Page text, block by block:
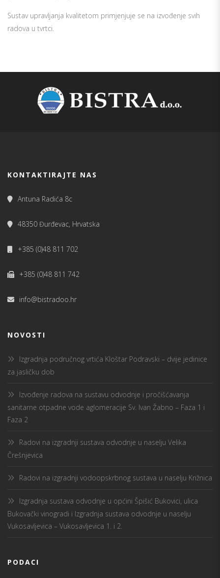
Sustav upravljanja kvalitetom primjenjuje se na izvođenje svih
radova u tvrtci.
KONTAKTIRAJTE NAS
Antuna Radića 8c
48350 Đurđevac, Hrvatska
+385 (0)48 811 702
+385 (0)48 811 742
info@bistradoo.hr
NOVOSTI
Izgradnja područnog vrtića Kloštar Podravski – dvije jedinice
za jasličku dob
Izvođenje radova na sustavu odvodnje i pročišćavanja
sanitarne otpadne vode aglomeracije Sv. Ivan Žabno – Faza 1 i
Faza 2
Radovi na izgradnji sustava odvodnje u naselju Velika
Črešnjevica
Radovi na izgradnji vodoopskrbnog sustava u naselju Križnica
Izgradnja sustava odvodnje u općini Špišić Bukovici, ulica
Bukovački vinogradi i Izgradnja sustava odvodnje u naselju
Vukosavljevica – Vukosavljevica 1. i 2.
PODACI